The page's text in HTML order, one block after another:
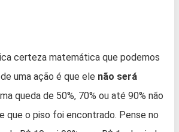
certeza matemática que podemos
uma ação é que ele não será
queda de 50%, 70% ou até 90% não
que o piso foi encontrado. Pense no